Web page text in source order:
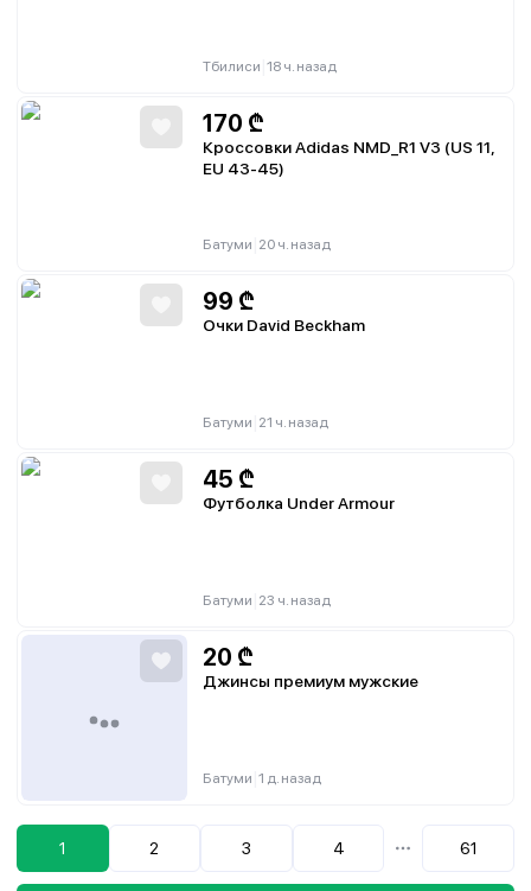
Тбилиси 18 ч. назад
170 ₾
Кроссовки Adidas NMD_R1 V3 (US 11,
EU 43-45)
Батуми 20 ч. назад
99 ₾
Очки David Beckham
Батуми 21 ч. назад
45 ₾
Футболка Under Armour
Батуми 23 ч. назад
20 ₾
Джинсы премиум мужские
Батуми 1 д. назад
1 2 3 4 ... 61